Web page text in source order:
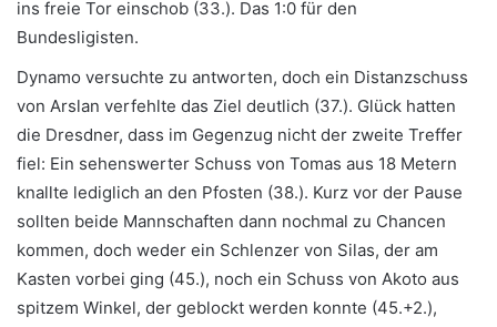
ins freie Tor einschob (33.). Das 1:0 für den
Bundesligisten.
Dynamo versuchte zu antworten, doch ein Distanzschuss
von Arslan verfehlte das Ziel deutlich (37.). Glück hatten
die Dresdner, dass im Gegenzug nicht der zweite Treffer
fiel: Ein sehenswerter Schuss von Tomas aus 18 Metern
knallte lediglich an den Pfosten (38.). Kurz vor der Pause
sollten beide Mannschaften dann nochmal zu Chancen
kommen, doch weder ein Schlenzer von Silas, der am
Kasten vorbei ging (45.), noch ein Schuss von Akoto aus
spitzem Winkel, der geblockt werden konnte (45.+2.),